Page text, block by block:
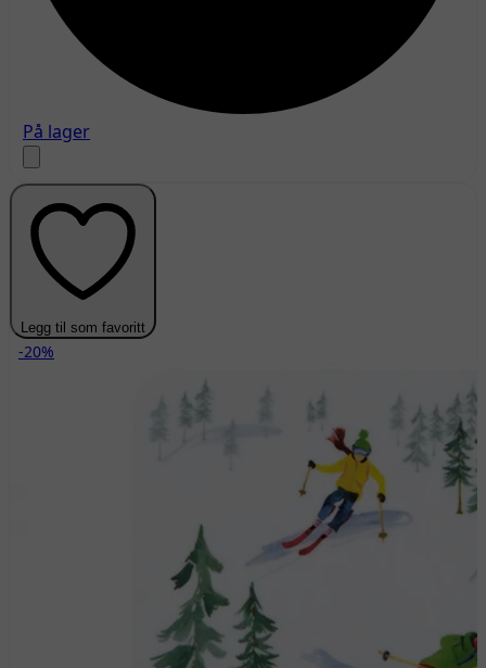
På lager
Legg til som favoritt
-20%